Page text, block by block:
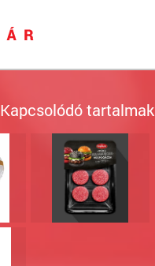
Kapcsolódó tartalmak